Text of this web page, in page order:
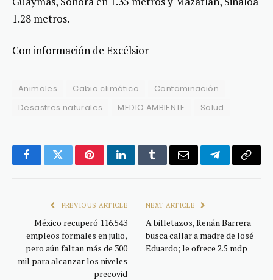
1.28 metros.
Con información de Excélsior
Animales Cabio climático
Contaminación
Desastres naturales
MEDIO AMBIENTE Salud
FacebookTwitterPinterestLinkedInTumblrEmail TelegramCopy
PREVIOUS ARTICLE
México recuperó 116.543
empleos formales en julio,
pero aún faltan más de 300
mil para alcanzar los niveles
precovid
NEXT ARTICLE
A billetazos, Renán Barrera
busca callar a madre de José
Eduardo; le ofrece 2.5 mdp